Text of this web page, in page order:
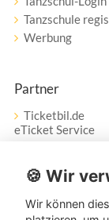
Tanzschule
Werbung
Partner
Ticketbil.de
eTicket Service
Vertrag
🍪 Wir
Wir können